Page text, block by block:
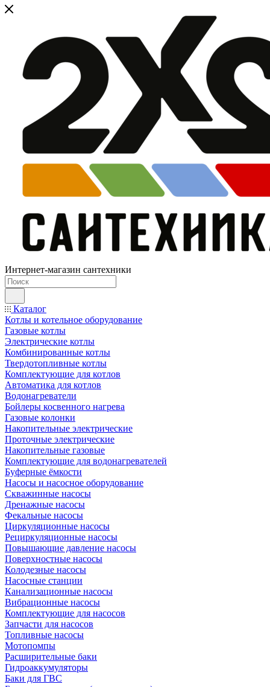
Интернет-магазин сантехники
Каталог
Котлы и котельное оборудование
Газовые котлы
Электрические котлы
Комбинированные котлы
Твердотопливные котлы
Комплектующие для котлов
Автоматика для котлов
Водонагреватели
Бойлеры косвенного нагрева
Газовые колонки
Накопительные электрические
Проточные электрические
Накопительные газовые
Комплектующие для водонагревателей
Буферные ёмкости
Насосы и насосное оборудование
Скважинные насосы
Дренажные насосы
Фекальные насосы
Циркуляционные насосы
Рециркуляционные насосы
Повышающие давление насосы
Поверхностные насосы
Колодезные насосы
Насосные станции
Канализационные насосы
Вибрационные насосы
Комплектующие для насосов
Запчасти для насосов
Топливные насосы
Мотопомпы
Расширительные баки
Гидроаккумуляторы
Баки для ГВС